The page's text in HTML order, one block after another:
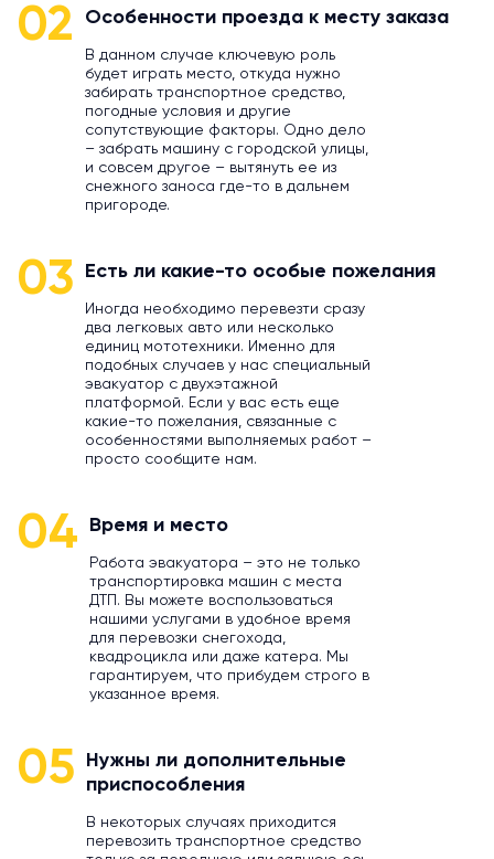
02 Особенности проезда к месту заказа
В данном случае ключевую роль
будет играть место, откуда нужно
забирать транспортное средство,
погодные условия и другие
сопутствующие факторы. Одно дело
– забрать машину с городской улицы,
и совсем другое – вытянуть ее из
снежного заноса где-то в дальнем
пригороде.
03 Есть ли какие-то особые пожелания
Иногда необходимо перевезти сразу
два легковых авто или несколько
единиц мототехники. Именно для
подобных случаев у нас специальный
эвакуатор с двухэтажной
платформой. Если у вас есть еще
какие-то пожелания, связанные с
особенностями выполняемых работ –
просто сообщите нам.
04 Время и место
Работа эвакуатора – это не только
транспортировка машин с места
ДТП. Вы можете воспользоваться
нашими услугами в удобное время
для перевозки снегохода,
квадроцикла или даже катера. Мы
гарантируем, что прибудем строго в
указанное время.
05
Нужны ли дополнительные
приспособления
В некоторых случаях приходится
перевозить транспортное средство